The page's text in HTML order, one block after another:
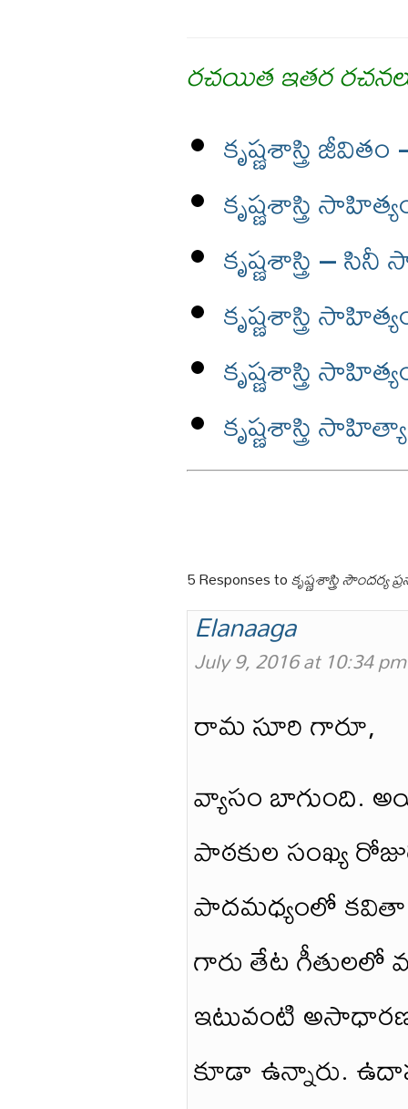
రచయిత ఇతర
కృష్ణశాస్త్రి
కృష్ణశాస్త్రి
కృష్ణశాస్త్రి –
కృష్ణశాస్త్రి
కృష్ణశాస్త్రి
కృష్ణశాస్త్రి
5 Responses toకృష్ణశాస్త్రి
Elanaaga
July 9, 2016 at 10:34 pm
రామ సూరి గారూ,
వ్యాసం బాగుంది.
పాఠకుల సంఖ్య
పాదమధ్యంలో కవితా
గారు తేట
ఇటువంటి
కూడా ఉన్నారు.